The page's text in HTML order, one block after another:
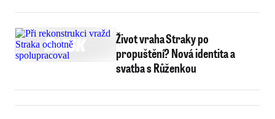
Život vraha Straky po
propuštění? Nová identita a
svatba s Růženkou